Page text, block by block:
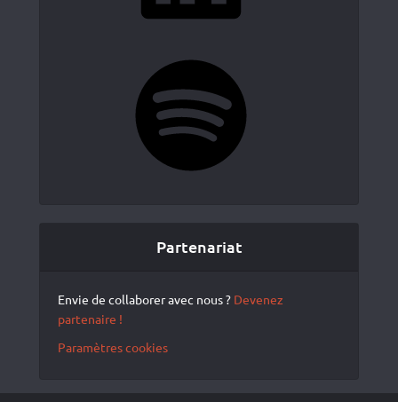
Partenariat
Envie de collaborer avec nous ? Devenez
partenaire !
Paramètres cookies